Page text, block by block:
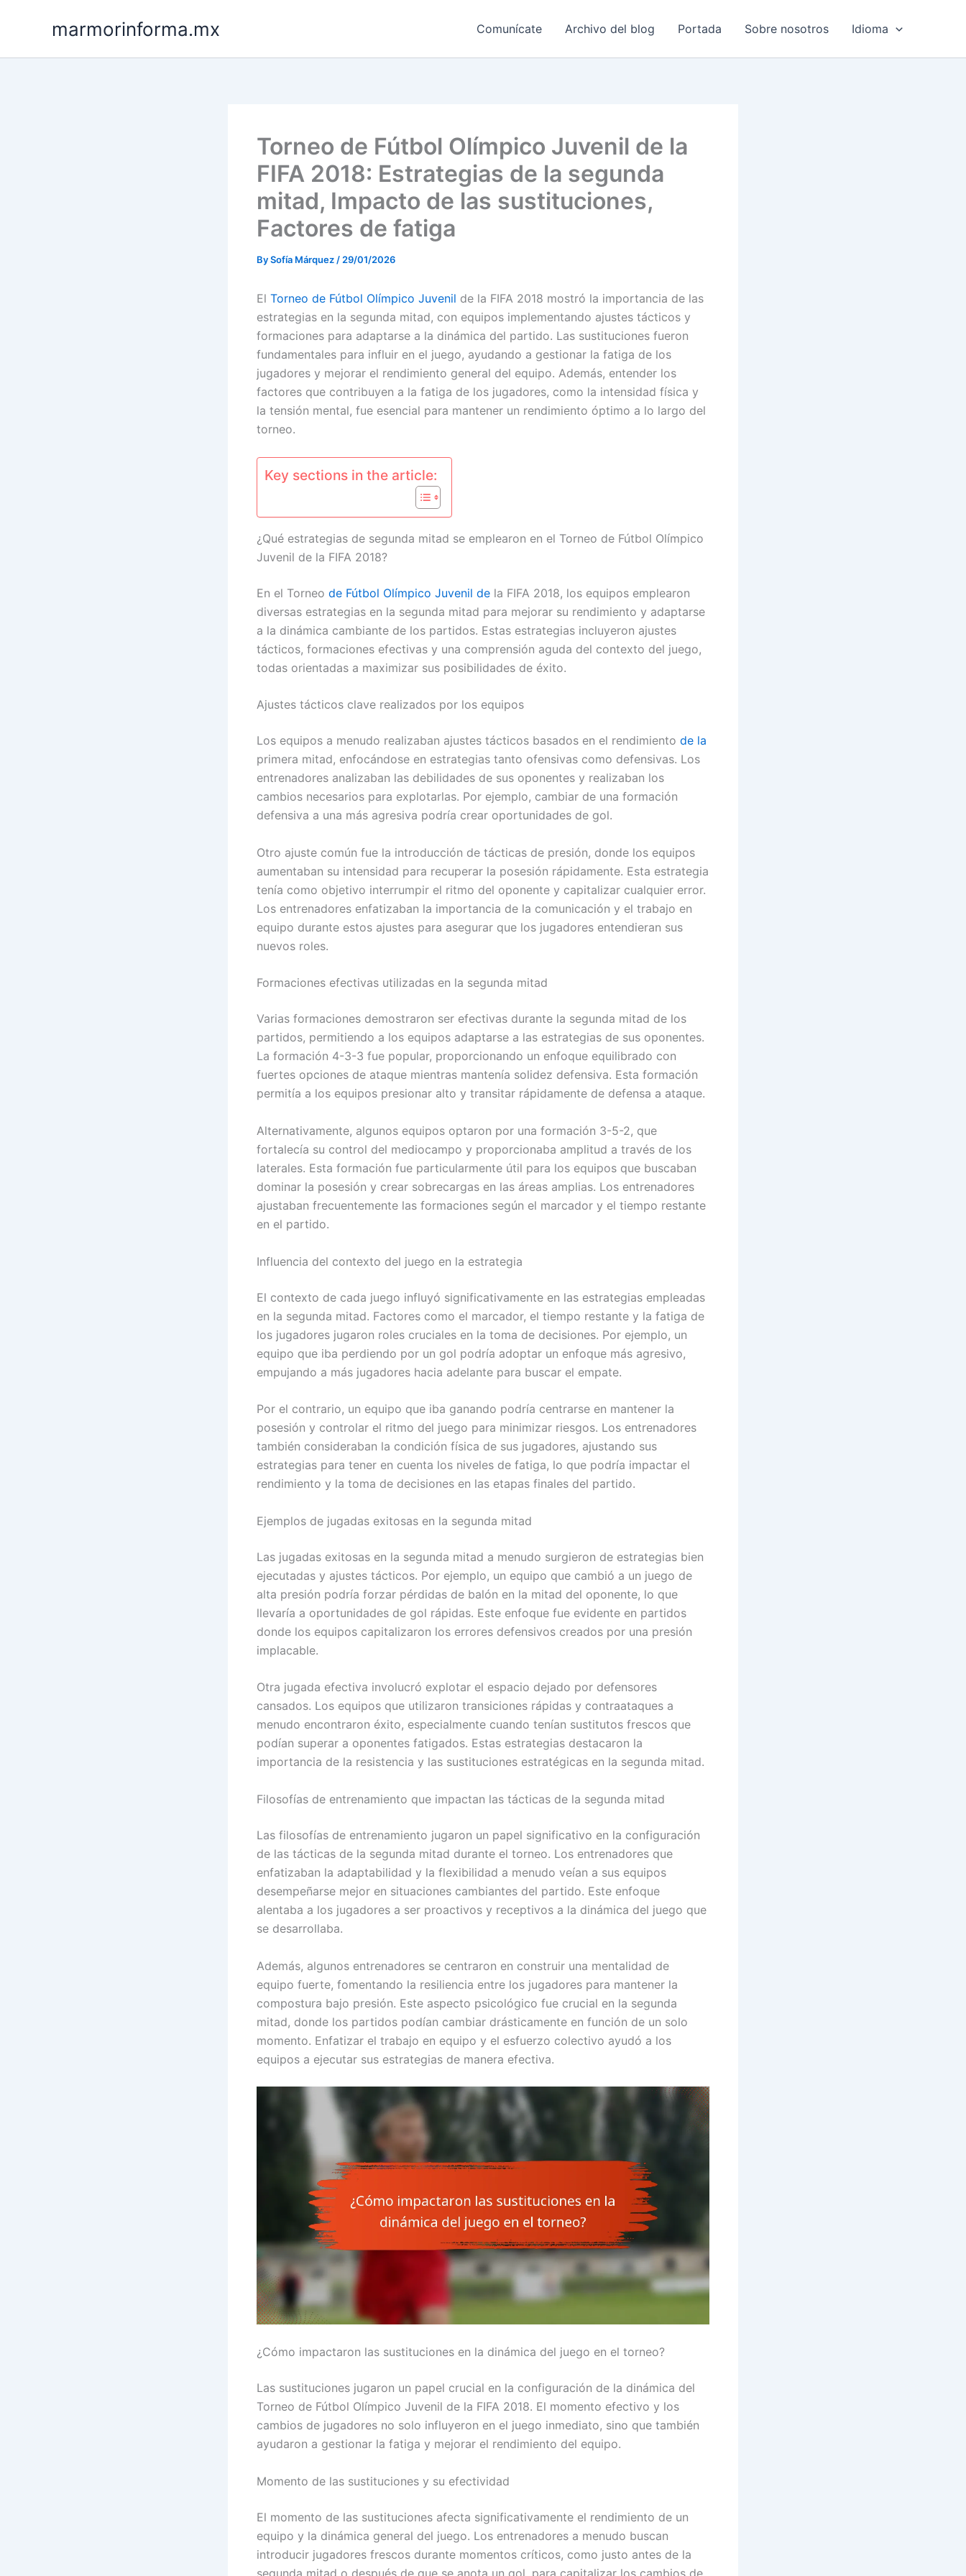
marmorinforma.mx Comunícate Archivo del blog Portada Sobre nosotros Idioma
Torneo de Fútbol Olímpico Juvenil de la
FIFA 2018: Estrategias de la segunda
mitad, Impacto de las sustituciones,
Factores de fatiga
BySofía Márquez / 29/01/2026
El Torneo de Fútbol Olímpico Juvenil de la FIFA 2018 mostró la importancia de las
estrategias en la segunda mitad, con equipos implementando ajustes tácticos y
formaciones para adaptarse a la dinámica del partido. Las sustituciones fueron
fundamentales para influir en el juego, ayudando a gestionar la fatiga de los
jugadores y mejorar el rendimiento general del equipo. Además, entender los
factores que contribuyen a la fatiga de los jugadores, como la intensidad física y
la tensión mental, fue esencial para mantener un rendimiento óptimo a lo largo del
torneo.
Key sections in the article:
¿Qué estrategias de segunda mitad se emplearon en el Torneo de Fútbol Olímpico
Juvenil de la FIFA 2018?
En el Torneo de Fútbol Olímpico Juvenil de la FIFA 2018, los equipos emplearon
diversas estrategias en la segunda mitad para mejorar su rendimiento y adaptarse
a la dinámica cambiante de los partidos. Estas estrategias incluyeron ajustes
tácticos, formaciones efectivas y una comprensión aguda del contexto del juego,
todas orientadas a maximizar sus posibilidades de éxito.
Ajustes tácticos clave realizados por los equipos
Los equipos a menudo realizaban ajustes tácticos basados en el rendimiento de la
primera mitad, enfocándose en estrategias tanto ofensivas como defensivas. Los
entrenadores analizaban las debilidades de sus oponentes y realizaban los
cambios necesarios para explotarlas. Por ejemplo, cambiar de una formación
defensiva a una más agresiva podría crear oportunidades de gol.
Otro ajuste común fue la introducción de tácticas de presión, donde los equipos
aumentaban su intensidad para recuperar la posesión rápidamente. Esta estrategia
tenía como objetivo interrumpir el ritmo del oponente y capitalizar cualquier error.
Los entrenadores enfatizaban la importancia de la comunicación y el trabajo en
equipo durante estos ajustes para asegurar que los jugadores entendieran sus
nuevos roles.
Formaciones efectivas utilizadas en la segunda mitad
Varias formaciones demostraron ser efectivas durante la segunda mitad de los
partidos, permitiendo a los equipos adaptarse a las estrategias de sus oponentes.
La formación 4-3-3 fue popular, proporcionando un enfoque equilibrado con
fuertes opciones de ataque mientras mantenía solidez defensiva. Esta formación
permitía a los equipos presionar alto y transitar rápidamente de defensa a ataque.
Alternativamente, algunos equipos optaron por una formación 3-5-2, que
fortalecía su control del mediocampo y proporcionaba amplitud a través de los
laterales. Esta formación fue particularmente útil para los equipos que buscaban
dominar la posesión y crear sobrecargas en las áreas amplias. Los entrenadores
ajustaban frecuentemente las formaciones según el marcador y el tiempo restante
en el partido.
Influencia del contexto del juego en la estrategia
El contexto de cada juego influyó significativamente en las estrategias empleadas
en la segunda mitad. Factores como el marcador, el tiempo restante y la fatiga de
los jugadores jugaron roles cruciales en la toma de decisiones. Por ejemplo, un
equipo que iba perdiendo por un gol podría adoptar un enfoque más agresivo,
empujando a más jugadores hacia adelante para buscar el empate.
Por el contrario, un equipo que iba ganando podría centrarse en mantener la
posesión y controlar el ritmo del juego para minimizar riesgos. Los entrenadores
también consideraban la condición física de sus jugadores, ajustando sus
estrategias para tener en cuenta los niveles de fatiga, lo que podría impactar el
rendimiento y la toma de decisiones en las etapas finales del partido.
Ejemplos de jugadas exitosas en la segunda mitad
Las jugadas exitosas en la segunda mitad a menudo surgieron de estrategias bien
ejecutadas y ajustes tácticos. Por ejemplo, un equipo que cambió a un juego de
alta presión podría forzar pérdidas de balón en la mitad del oponente, lo que
llevaría a oportunidades de gol rápidas. Este enfoque fue evidente en partidos
donde los equipos capitalizaron los errores defensivos creados por una presión
implacable.
Otra jugada efectiva involucró explotar el espacio dejado por defensores
cansados. Los equipos que utilizaron transiciones rápidas y contraataques a
menudo encontraron éxito, especialmente cuando tenían sustitutos frescos que
podían superar a oponentes fatigados. Estas estrategias destacaron la
importancia de la resistencia y las sustituciones estratégicas en la segunda mitad.
Filosofías de entrenamiento que impactan las tácticas de la segunda mitad
Las filosofías de entrenamiento jugaron un papel significativo en la configuración
de las tácticas de la segunda mitad durante el torneo. Los entrenadores que
enfatizaban la adaptabilidad y la flexibilidad a menudo veían a sus equipos
desempeñarse mejor en situaciones cambiantes del partido. Este enfoque
alentaba a los jugadores a ser proactivos y receptivos a la dinámica del juego que
se desarrollaba.
Además, algunos entrenadores se centraron en construir una mentalidad de
equipo fuerte, fomentando la resiliencia entre los jugadores para mantener la
compostura bajo presión. Este aspecto psicológico fue crucial en la segunda
mitad, donde los partidos podían cambiar drásticamente en función de un solo
momento. Enfatizar el trabajo en equipo y el esfuerzo colectivo ayudó a los
equipos a ejecutar sus estrategias de manera efectiva.
¿Cómo impactaron las sustituciones en la dinámica del juego en el torneo?
Las sustituciones jugaron un papel crucial en la configuración de la dinámica del
Torneo de Fútbol Olímpico Juvenil de la FIFA 2018. El momento efectivo y los
cambios de jugadores no solo influyeron en el juego inmediato, sino que también
ayudaron a gestionar la fatiga y mejorar el rendimiento del equipo.
Momento de las sustituciones y su efectividad
El momento de las sustituciones afecta significativamente el rendimiento de un
equipo y la dinámica general del juego. Los entrenadores a menudo buscan
introducir jugadores frescos durante momentos críticos, como justo antes de la